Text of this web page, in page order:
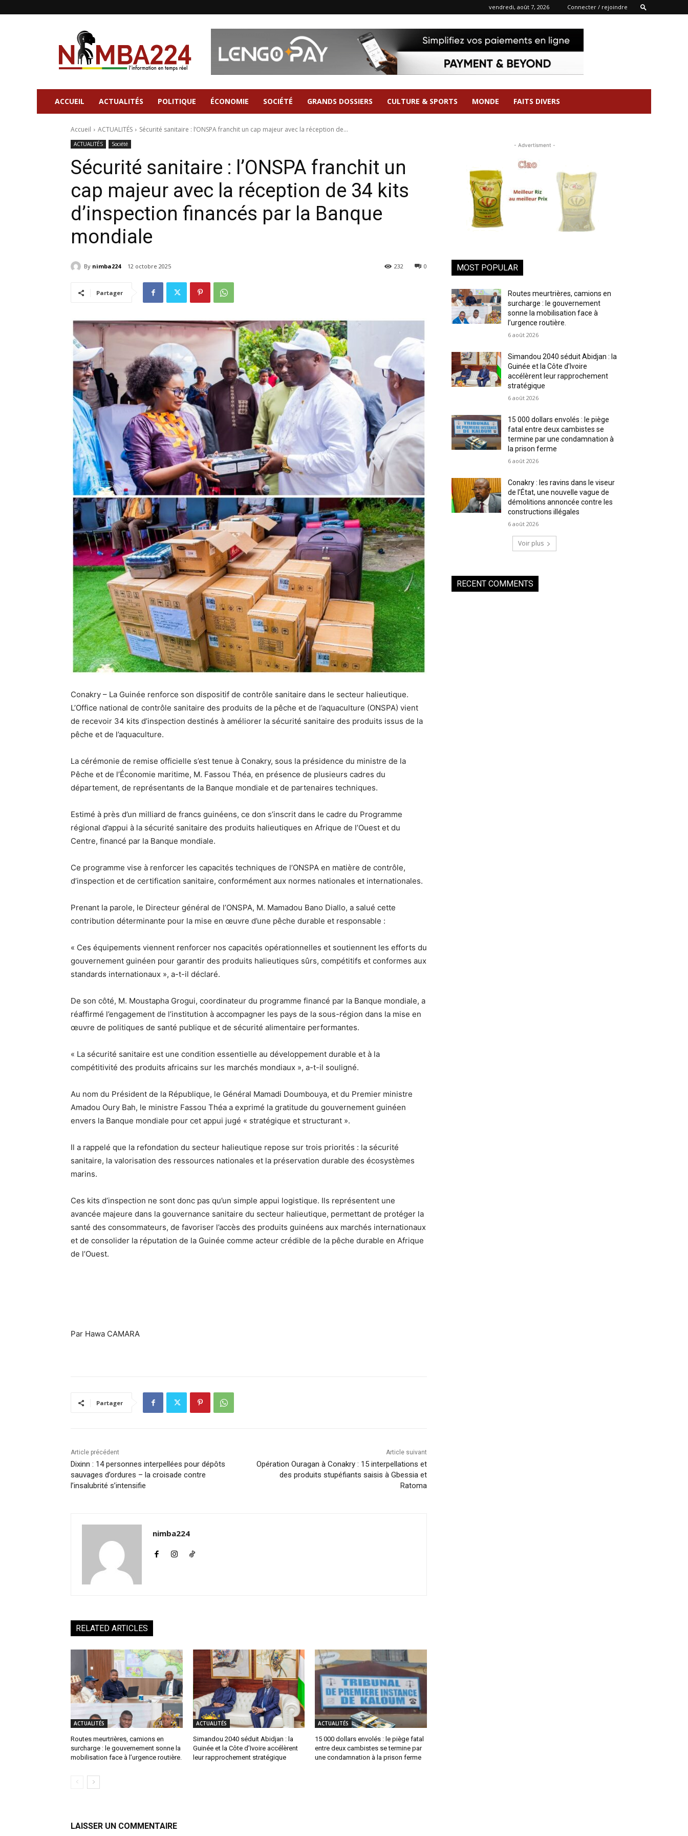
vendredi, août 7, 2026 Connecter / rejoindre
Nimba224
Site
d'information
ACCUEIL ACTUALITÉS POLITIQUE ÉCONOMIE SOCIÉTÉ GRANDS DOSSIERS CULTURE & SPORTS MONDE FAITS DIVERS
Accueil ACTUALITÉS Sécurité sanitaire : l’ONSPA franchit un cap majeur avec la réception de...
ACTUALITÉS Société
Sécurité sanitaire : l’ONSPA franchit un
cap majeur avec la réception de 34 kits
d’inspection financés par la Banque
mondiale
By nimba224 12 octobre 2025 0
232
Partager
Conakry – La Guinée renforce son dispositif de contrôle sanitaire dans le secteur halieutique.
L’Office national de contrôle sanitaire des produits de la pêche et de l’aquaculture (ONSPA) vient
de recevoir 34 kits d’inspection destinés à améliorer la sécurité sanitaire des produits issus de la
pêche et de l’aquaculture.
La cérémonie de remise officielle s’est tenue à Conakry, sous la présidence du ministre de la
Pêche et de l’Économie maritime, M. Fassou Théa, en présence de plusieurs cadres du
département, de représentants de la Banque mondiale et de partenaires techniques.
Estimé à près d’un milliard de francs guinéens, ce don s’inscrit dans le cadre du Programme
régional d’appui à la sécurité sanitaire des produits halieutiques en Afrique de l’Ouest et du
Centre, financé par la Banque mondiale.
Ce programme vise à renforcer les capacités techniques de l’ONSPA en matière de contrôle,
d’inspection et de certification sanitaire, conformément aux normes nationales et internationales.
Prenant la parole, le Directeur général de l’ONSPA, M. Mamadou Bano Diallo, a salué cette
contribution déterminante pour la mise en œuvre d’une pêche durable et responsable :
« Ces équipements viennent renforcer nos capacités opérationnelles et soutiennent les efforts du
gouvernement guinéen pour garantir des produits halieutiques sûrs, compétitifs et conformes aux
standards internationaux », a-t-il déclaré.
De son côté, M. Moustapha Grogui, coordinateur du programme financé par la Banque mondiale, a
réaffirmé l’engagement de l’institution à accompagner les pays de la sous-région dans la mise en
œuvre de politiques de santé publique et de sécurité alimentaire performantes.
« La sécurité sanitaire est une condition essentielle au développement durable et à la
compétitivité des produits africains sur les marchés mondiaux », a-t-il souligné.
Au nom du Président de la République, le Général Mamadi Doumbouya, et du Premier ministre
Amadou Oury Bah, le ministre Fassou Théa a exprimé la gratitude du gouvernement guinéen
envers la Banque mondiale pour cet appui jugé « stratégique et structurant ».
Il a rappelé que la refondation du secteur halieutique repose sur trois priorités : la sécurité
sanitaire, la valorisation des ressources nationales et la préservation durable des écosystèmes
marins.
Ces kits d’inspection ne sont donc pas qu’un simple appui logistique. Ils représentent une
avancée majeure dans la gouvernance sanitaire du secteur halieutique, permettant de protéger la
santé des consommateurs, de favoriser l’accès des produits guinéens aux marchés internationaux
et de consolider la réputation de la Guinée comme acteur crédible de la pêche durable en Afrique
de l’Ouest.
Par Hawa CAMARA
Partager
Article précédent
Dixinn : 14 personnes interpellées pour dépôts
sauvages d’ordures – la croisade contre
l’insalubrité s’intensifie
Article suivant
Opération Ouragan à Conakry : 15 interpellations et
des produits stupéfiants saisis à Gbessia et
Ratoma
nimba224
RELATED ARTICLES
ACTUALITÉS
Routes meurtrières, camions en
surcharge : le gouvernement sonne la
mobilisation face à l’urgence routière.
ACTUALITÉS
Simandou 2040 séduit Abidjan : la
Guinée et la Côte d’Ivoire accélèrent
leur rapprochement stratégique
ACTUALITÉS
15 000 dollars envolés : le piège fatal
entre deux cambistes se termine par
une condamnation à la prison ferme
LAISSER UN COMMENTAIRE
- Advertisment -
MOST POPULAR
Routes meurtrières, camions en
surcharge : le gouvernement
sonne la mobilisation face à
l’urgence routière.
6 août 2026
Simandou 2040 séduit Abidjan : la
Guinée et la Côte d’Ivoire
accélèrent leur rapprochement
stratégique
6 août 2026
15 000 dollars envolés : le piège
fatal entre deux cambistes se
termine par une condamnation à
la prison ferme
6 août 2026
Conakry : les ravins dans le viseur
de l’État, une nouvelle vague de
démolitions annoncée contre les
constructions illégales
6 août 2026
Voir plus
RECENT COMMENTS